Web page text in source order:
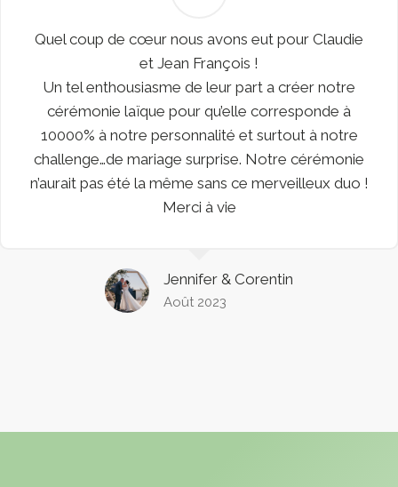
Quel coup de cœur nous avons eut pour Claudie
et Jean François !
Un tel enthousiasme de leur part a créer notre
cérémonie laïque pour qu’elle corresponde à
10000% à notre personnalité et surtout à notre
challenge…de mariage surprise. Notre cérémonie
n’aurait pas été la même sans ce merveilleux duo !
Merci à vie
Jennifer & Corentin
Août 2023